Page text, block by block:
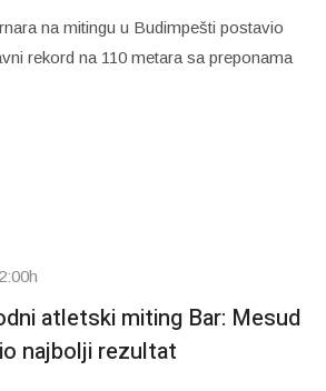
na mitingu u Budimpešti postavio
rekord na 110 metara sa preponama
atletski miting Bar: Mesud
najbolji rezultat